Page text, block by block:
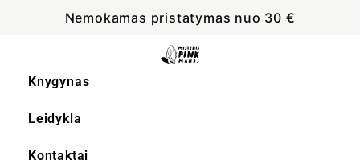
Nemokamas pristatymas nuo 30 €
Knygynas
Leidykla
Kontaktai